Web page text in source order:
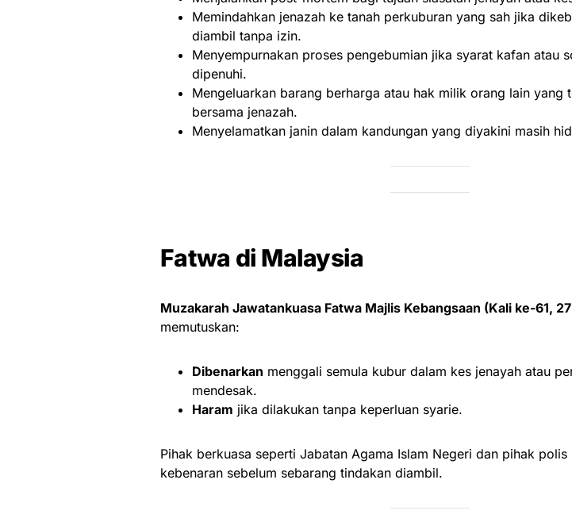
Memindahkan jenazah ke tanah perkuburan yang sah jika
diambil tanpa izin.
Menyempurnakan proses pengebumian jika syarat kafan atau
dipenuhi.
Mengeluarkan barang berharga atau hak milik orang lain yang
bersama jenazah.
Menyelamatkan janin dalam kandungan yang diyakini masih
Fatwa di Malaysia
Muzakarah Jawatankuasa Fatwa Majlis Kebangsaan (Kali ke-61,
memutuskan:
Dibenarkan menggali semula kubur dalam kes jenayah atau
mendesak.
Haram jika dilakukan tanpa keperluan syarie.
Pihak berkuasa seperti Jabatan Agama Islam Negeri dan pihak
kebenaran sebelum sebarang tindakan diambil.